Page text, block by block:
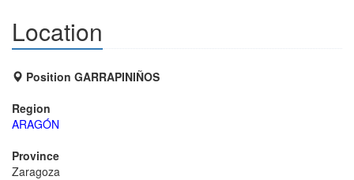
Location
Position GARRAPINIÑOS
Region
ARAGÓN
Province
Zaragoza